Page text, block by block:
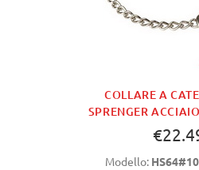
COLLARE A
SPRENGER
Modello: